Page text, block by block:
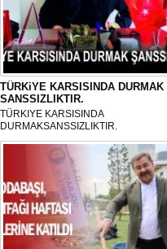
TÜRKiYE KARSISINDA DURMAK
SANSSIZLIKTIR.
TÜRKIYE KARSISINDA
DURMAKSANSSIZLIKTIR.